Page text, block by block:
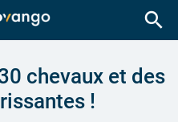
search
chevaux et des
!